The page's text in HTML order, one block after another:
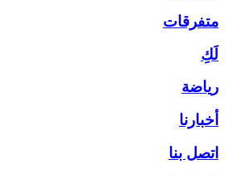
متفرقات
لَكِ
رياضة
أخبارنا
اتصل بنا